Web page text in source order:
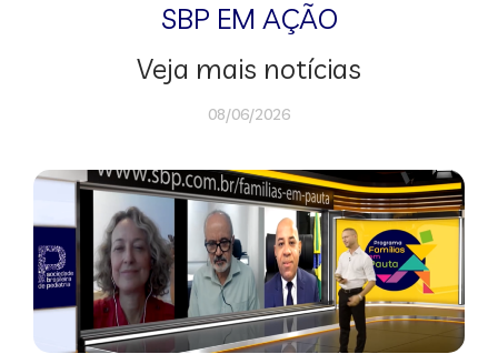
SBP EM AÇÃO
Veja mais notícias
08/06/2026